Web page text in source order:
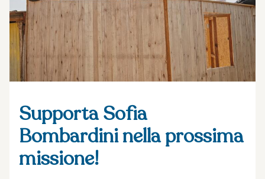
Supporta Sofia
Bombardini nella prossima
missione!